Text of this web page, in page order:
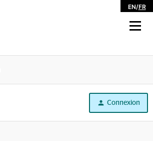
EN/FR
Connexion